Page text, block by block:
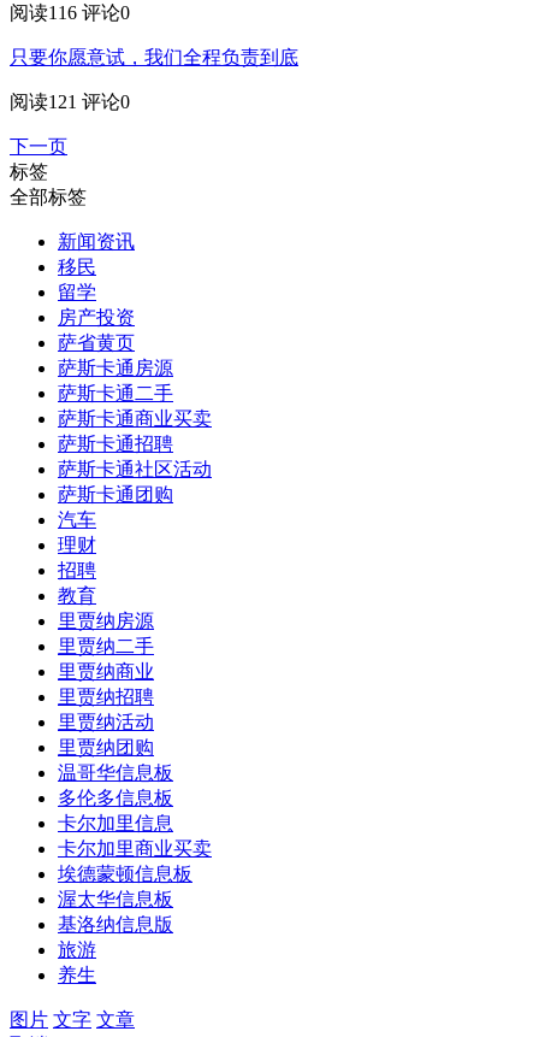
阅读116 评论0
只要你愿意试，我们全程负责到底
阅读121 评论0
下一页
标签
全部标签
新闻资讯
移民
留学
房产投资
萨省黄页
萨斯卡通房源
萨斯卡通二手
萨斯卡通商业买卖
萨斯卡通招聘
萨斯卡通社区活动
萨斯卡通团购
汽车
理财
招聘
教育
里贾纳房源
里贾纳二手
里贾纳商业
里贾纳招聘
里贾纳活动
里贾纳团购
温哥华信息板
多伦多信息板
卡尔加里信息
卡尔加里商业买卖
埃德蒙顿信息板
渥太华信息板
基洛纳信息版
旅游
养生
图片 文字 文章